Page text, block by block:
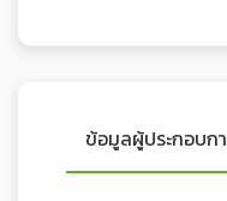
ข้อมูลผู้ประกอบก